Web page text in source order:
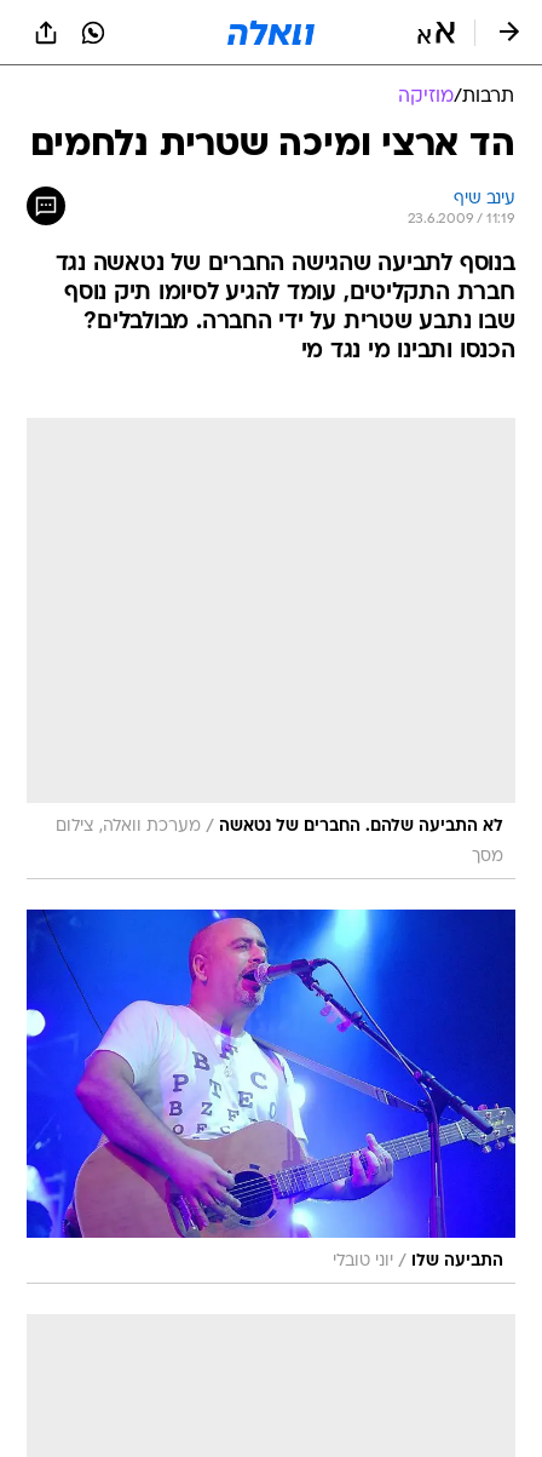
תרבות/מוזיקה
הד ארצי ומיכה שטרית נלחמים
עינב שיף
23.6.2009 / 11:19
בנוסף לתביעה שהגישה החברים של נטאשה נגד
חברת התקליטים, עומד להגיע לסיומו תיק נוסף
שבו נתבע שטרית על ידי החברה. מבולבלים?
הכנסו ותבינו מי נגד מי
לא התביעה שלהם. החברים של נטאשה / מערכת וואלה, צילום
מסך
התביעה שלו / יוני טובלי